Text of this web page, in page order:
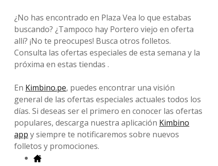
¿No has encontrado en Plaza Vea lo que estabas
buscando? ¿Tampoco hay Portero viejo en oferta
allí? ¡No te preocupes! Busca otros folletos.
Consulta las ofertas especiales de esta semana y la
próxima en estas tiendas .
En Kimbino.pe, puedes encontrar una visión
general de las ofertas especiales actuales todos los
días. Si deseas ser el primero en conocer las ofertas
populares, descarga nuestra aplicación Kimbino
app y siempre te notificaremos sobre nuevos
folletos y promociones.